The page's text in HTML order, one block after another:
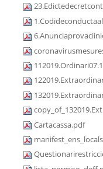
Cartacassa.pdf